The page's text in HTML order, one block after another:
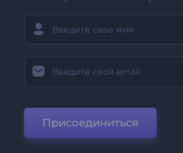
Присоединиться